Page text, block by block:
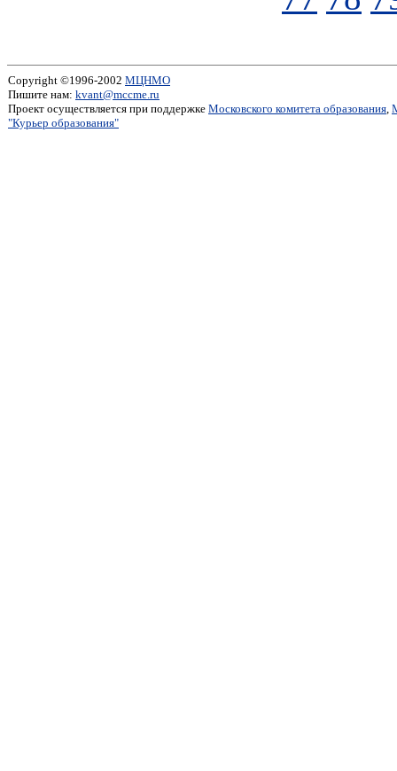
Copyright ©1996-2002 МЦНМО
Пишите нам: kvant@mccme.ru
Проект осуществляется при поддержке Московского комитета образования,
"Курьер образования"